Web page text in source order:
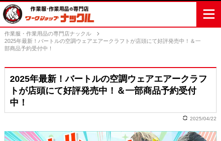
作業服・作業用品の専門店ナックル
2025年最新！バートルの空調ウェアエアークラフトが店頭にて好評発売中！＆一
部商品予約受付中！
2025年最新！バートルの空調ウェアエアークラフ
トが店頭にて好評発売中！＆一部商品予約受付
中！
2025/04/22